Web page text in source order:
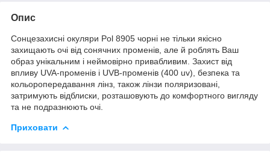
Опис
Сонцезахисні окуляри Pol 8905 чорні не тільки якісно
захищають очі від сонячних променів, але й роблять Ваш
образ унікальним і неймовірно привабливим. Захист від
впливу UVA-променів і UVB-променів (400 uv), безпека та
кольоропередавання лінз, також лінзи поляризовані,
затримують відблиски, розташовують до комфортного вигляду
та не подразнюють очі.
Приховати